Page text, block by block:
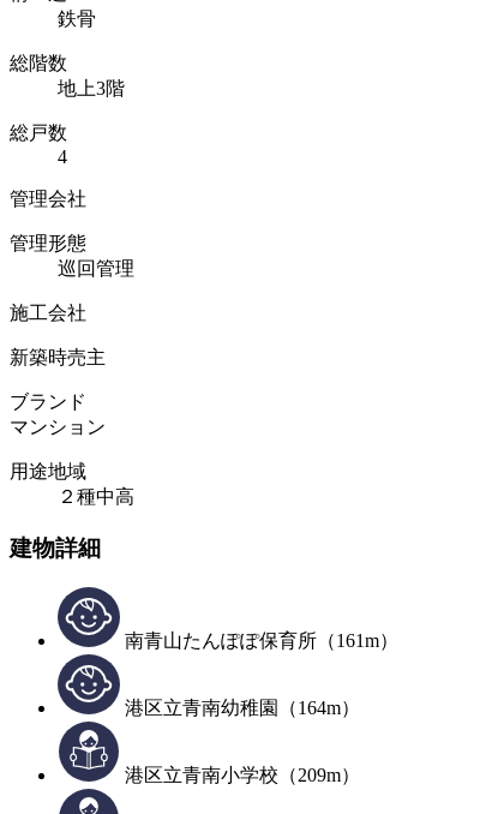
鉄骨
総階数
地上3階
総戸数
4
管理会社
管理形態
巡回管理
施工会社
新築時売主
ブランド
マンション
用途地域
２種中高
建物詳細
南青山たんぽぽ保育所（161m）
港区立青南幼稚園（164m）
港区立青南小学校（209m）